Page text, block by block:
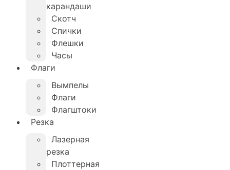
карандаши
Скотч
Спички
Флешки
Часы
Флаги
Вымпелы
Флаги
Флагштоки
Резка
Лазерная
резка
Плоттерная